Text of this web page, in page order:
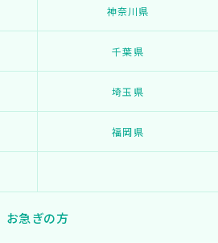
神奈川県
千葉県
埼玉県
福岡県
お急ぎの方